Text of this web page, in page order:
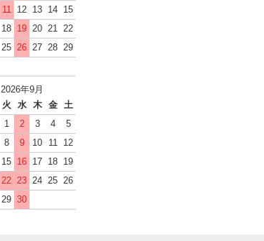
11 12 13 14 15
18 19 20 21 22
25 26 27 28 29
2026年9月
火 水 木 金
土
1
2 3 4
5
8 9 10 11
12
15 16 17 18 19
22 23 24 25 26
29 30